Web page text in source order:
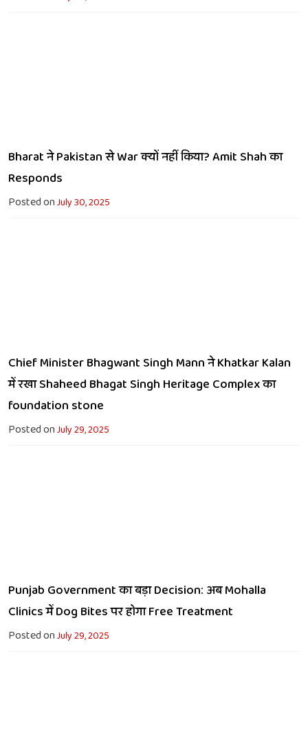
Bharat ने Pakistan से War क्यों नहीं किया? Amit Shah का
Responds
Posted onJuly 30, 2025
Chief Minister Bhagwant Singh Mann ने Khatkar Kalan
में रखा Shaheed Bhagat Singh Heritage Complex का
foundation stone
Posted onJuly 29, 2025
Punjab Government का बड़ा Decision: अब Mohalla
Clinics में Dog Bites पर होगा Free Treatment
Posted onJuly 29, 2025